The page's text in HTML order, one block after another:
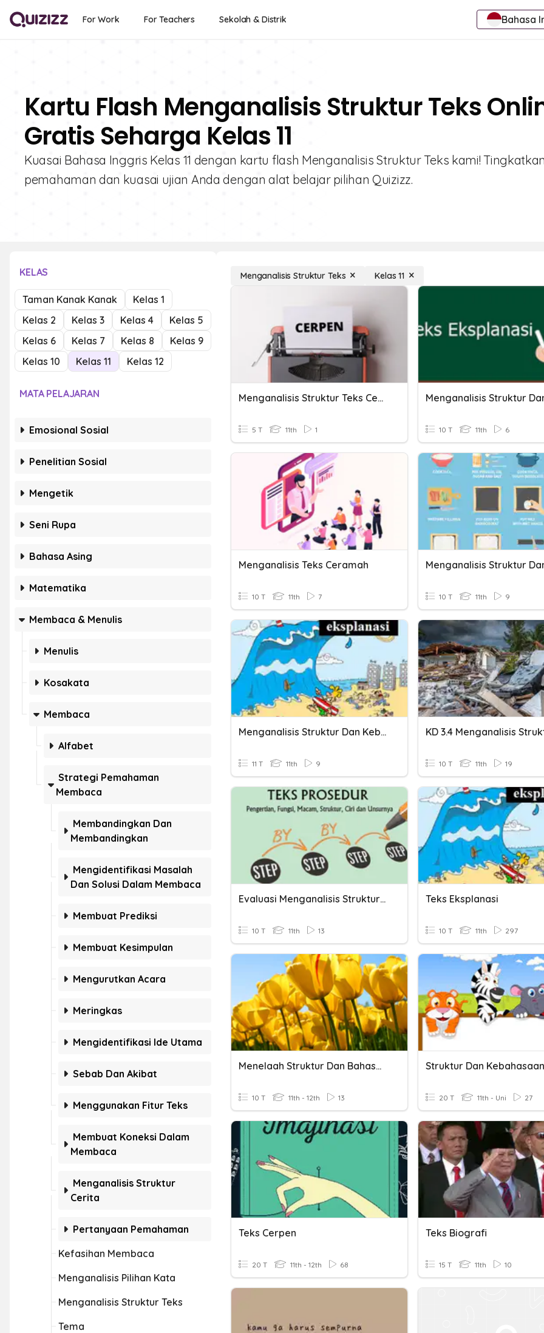
For Work For Teachers Sekolah & Distrik Bahasa
Kartu Flash Menganalisis Struktur Teks
Gratis Seharga Kelas 11
Kuasai Bahasa Inggris Kelas 11 dengan kartu flash Menganalisis Struktur Teks kami!
pemahaman dan kuasai ujian Anda dengan alat belajar pilihan Quizizz.
KELAS
Taman Kanak Kanak
Kelas 1
Kelas 2
Kelas 3 Kelas 4
Kelas 5
Kelas 6
Kelas 7 Kelas 8
Kelas 9
Kelas 10
Kelas 11 Kelas 12
MATA PELAJARAN
Emosional Sosial
Penelitian Sosial
Mengetik
Seni Rupa
Bahasa Asing
Matematika
Membaca & Menulis
Menulis
Kosakata
Membaca
Alfabet
Strategi Pemahaman
Membaca
Membandingkan Dan
Membandingkan
Mengidentifikasi Masalah
Dan Solusi Dalam Membaca
Membuat Prediksi
Membuat Kesimpulan
Mengurutkan Acara
Meringkas
Mengidentifikasi Ide Utama
Sebab Dan Akibat
Menggunakan Fitur Teks
Membuat Koneksi Dalam
Membaca
Menganalisis Struktur
Cerita
Pertanyaan Pemahaman
Kefasihan Membaca
Menganalisis Pilihan Kata
Menganalisis Struktur Teks
Tema
Menganalisis Struktur Teks Kelas 11
Menganalisis Struktur Teks Cerita Pendek
5 T 11th 1 10 T 11th 6
Menganalisis Teks Ceramah
10 T 11th 7 10 T 11th 9
Menganalisis Struktur Dan Kebahasaan Teks Eksplanasi
11 T 11th 9 10 T 11th 19
Evaluasi Menganalisis Struktur Dan Kebahasaan Teks Prosedur
10 T 11th 13
Teks Eksplanasi
10 T 11th 297
Menelaah Struktur Dan Bahasa Teks Diskusi
10 T 11th - 12th 13 20 T 11th - Uni 27
Teks Cerpen
20 T 11th - 12th 68
Teks Biografi
15 T 11th 10